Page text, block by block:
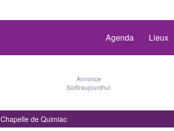
Agenda Lieux
Annonce
Sortiraujourdhui
Chapelle de Quimiac